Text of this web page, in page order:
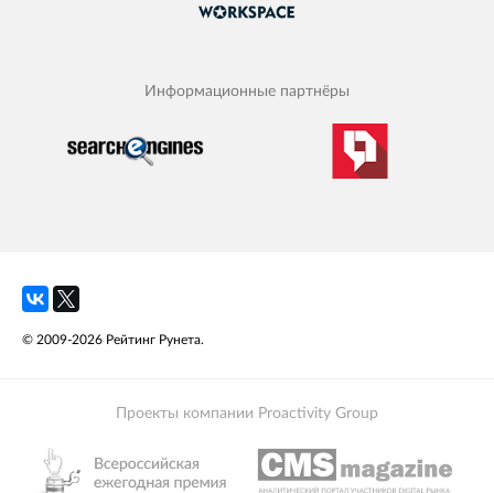
Информационные партнёры
© 2009-2026 Рейтинг Рунета.
Проекты компании Proactivity Group